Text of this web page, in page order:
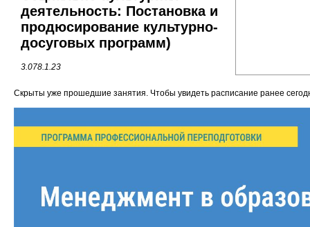
деятельность: Постановка и
продюсирование культурно-
досуговых программ)
3.078.1.23
Скрыты уже прошедшие занятия. Чтобы увидеть расписание ранее